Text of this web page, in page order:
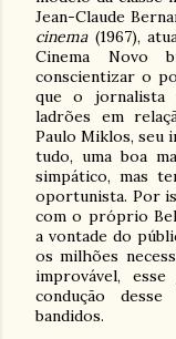
Jean-Claude
cinema(1967),
Cinema Novo
conscientizar o
que o jornalista
ladrões em
Paulo Miklos, seu
tudo, uma boa
simpático, mas
oportunista. Por
com o próprio
a vontade do
os milhões
improvável,
condução
bandidos.